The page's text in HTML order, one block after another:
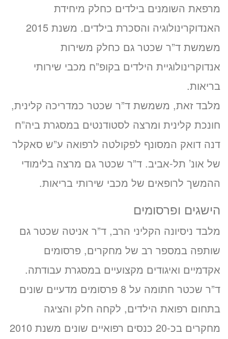
מרפאת השומנים בילדים כחלק מיחידת
האנדוקרינולוגיה והסכרת בילדים. משנת 2015
משמשת ד”ר שכטר גם כחלק משירות
אנדוקרינולוגיית הילדים בקופ”ח מכבי שירותי
בריאות.
מלבד זאת, משמשת ד”ר שכטר כמדריכה קלינית,
חונכת קלינית ומרצה לסטודנטים במסגרת ביה”ח
דנה דואק המסונף לפקולטה לרפואה ע”ש סאקלר
של אונ’ תל-אביב. ד”ר שכטר גם מרצה בלימודי
ההמשך לרופאים של מכבי שירותי בריאות.
הישגים ופרסומים
מלבד ניסיונה הקליני הרב, ד”ר אניטה שכטר גם
שותפה במספר רב של מחקרים, פרסומים
אקדמיים ואיגודים מקצועיים במסגרת עבודתה.
ד”ר שכטר חתומה על 8 פרסומים מדעיים שונים
בתחום רפואת הילדים, לקחה חלק והציגה
מחקרים בכ-20 כנסים רפואיים שונים משנת 2010